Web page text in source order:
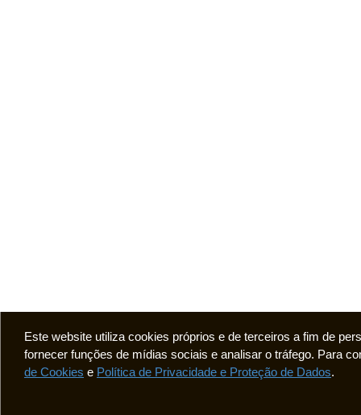
Este website utiliza cookies próprios e de terceiros a fim de
fornecer funções de mídias sociais e analisar o tráfego. Para
de Cookies e Política de Privacidade e Proteção de Dados.